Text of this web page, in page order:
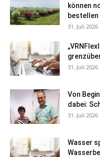
können
bestellen
31. Juli 2026
31. Juli 2026
Von
dabei:
31. Juli 2026
Wasser